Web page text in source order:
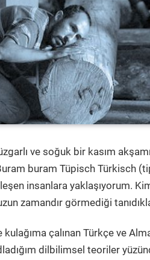
ve soğuk bir kasım
buram Tüpisch Türkisch
insanlara yaklaşıyorum.
zamandır görmediği
kulağıma çalınan Türkçe ve
dilbilimsel teoriler